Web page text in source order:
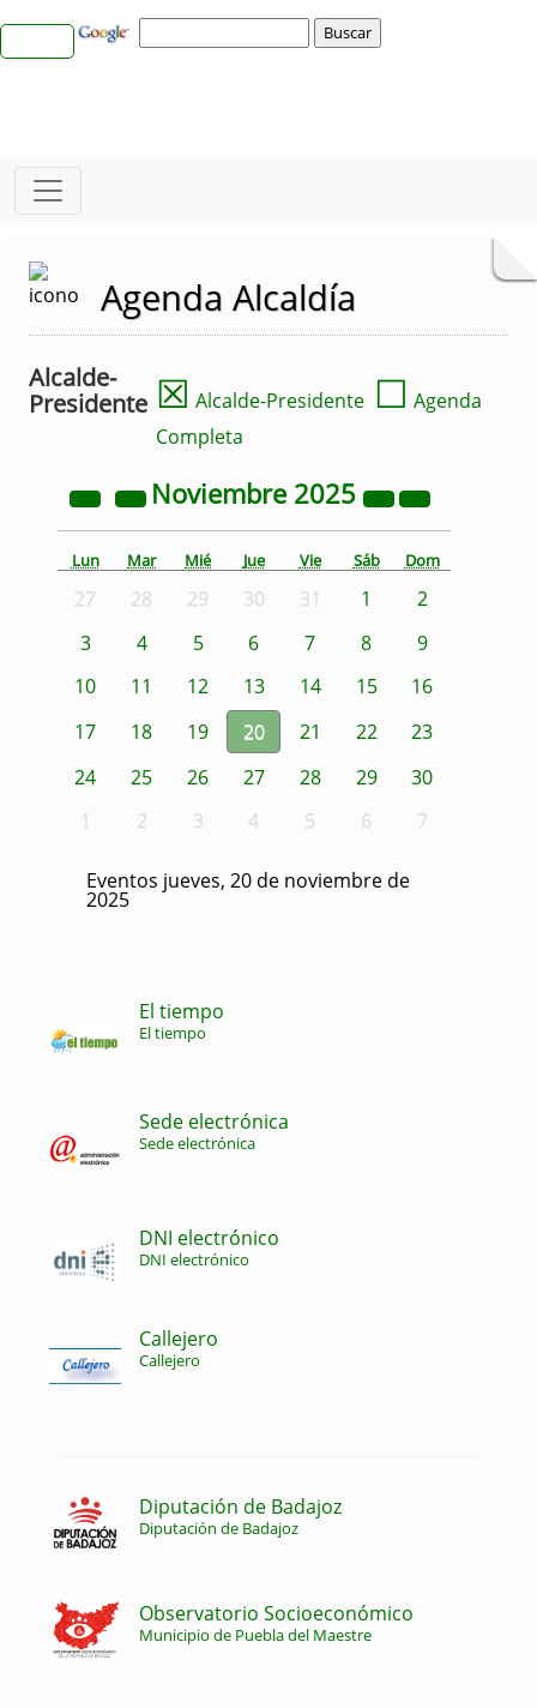
Agenda Alcaldía
Alcalde-
Presidente ☒ Alcalde-Presidente ☐ Agenda
Completa
Noviembre 2025
Lun Mar Mié Jue Vie Sáb Dom
27 28 29 30 31 1
2
3
4 5 6 7 8
9
10
11 12 13 14 15
16
17
18 19 20 21 22
23
24
25 26 27 28 29
30
1
2 3 4 5 6 7
Eventos jueves, 20 de noviembre de
2025
El tiempo
El tiempo
Sede electrónica
Sede electrónica
DNI electrónico
DNI electrónico
Callejero
Callejero
Diputación de Badajoz
Diputación de Badajoz
Observatorio Socioeconómico
Municipio de Puebla del Maestre